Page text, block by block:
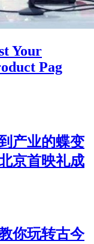
Your
Pag
产业的蝶变
京首映礼成
你玩转古今